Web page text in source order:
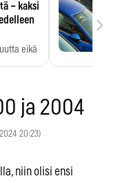
– kaksi
eikä
›
ja 2004
20:23)
niin olisi ensi